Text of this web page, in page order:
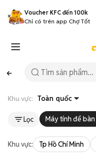
Voucher KFC đến 100k
Chỉ có trên app Chợ Tốt
Khu vực: Toàn quốc
Lọc Máy tính để bàn
Khu vực: Tp Hồ Chí Minh